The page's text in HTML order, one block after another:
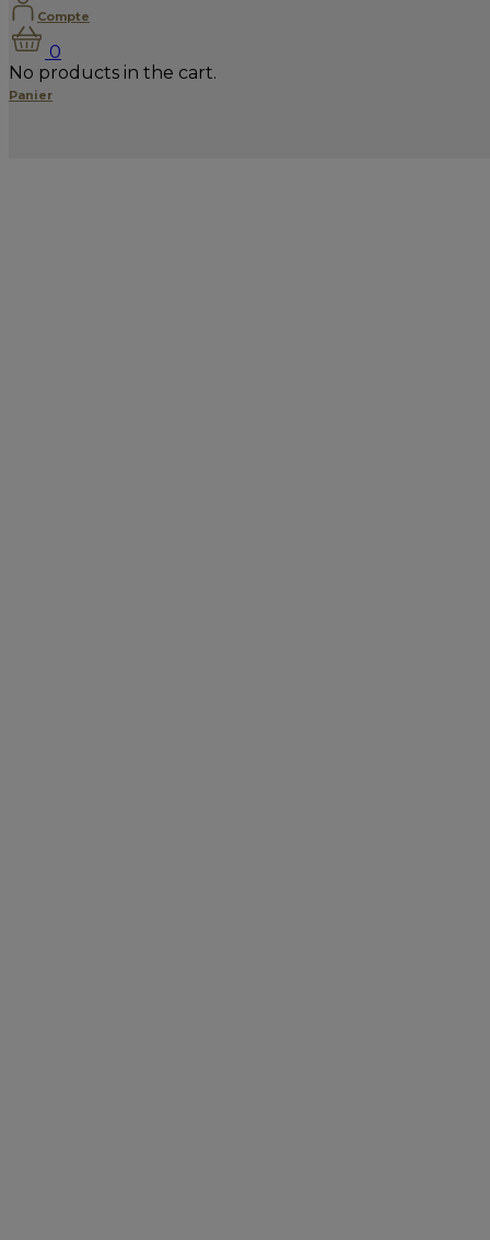
Compte
0
No products in the cart.
Panier